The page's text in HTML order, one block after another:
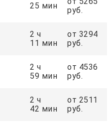
25 мин
руб.
2 ч
11 мин
от 3294
руб.
2 ч
59 мин
от 4536
руб.
2 ч
42 мин
от 2511
руб.